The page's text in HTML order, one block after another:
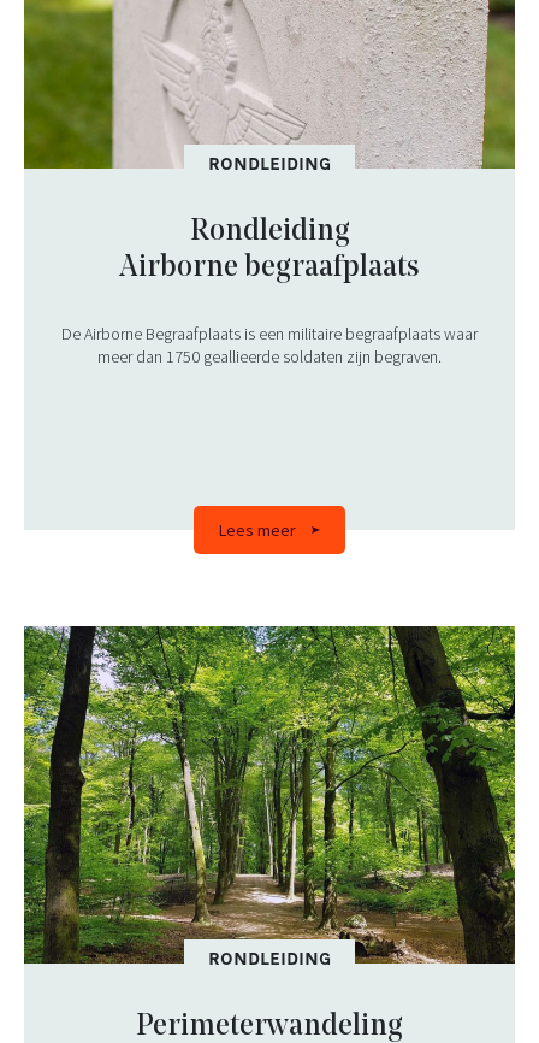
RONDLEIDING
Rondleiding
Airborne begraafplaats
De Airborne Begraafplaats is een militaire begraafplaats waar
meer dan 1750 geallieerde soldaten zijn begraven.
Lees meer
RONDLEIDING
Perimeterwandeling